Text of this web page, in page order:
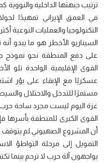
ترتيب جبهتها الداخلية والنووية
في العمق الإيراني تمهيدًا
التكنولوجيا والعمليات النوعية
السيناريو الأخطر هو ما يبدو
على دفع المنطقة نحو نموذج
القوى الإقليمية الواحدة تلو
عسكريًا مع الإبقاء على بؤر
مستمرًا للتدخل والاحتلال
غزة اليوم ليست مجرد ساحة
القوى الكبرى للمنطقة بأسرها
أن المشروع الصهيوني لم يتوقف
التمويل إلى مرحلة التواطؤ
يواجهون آلة حرب لا ترحم بينما